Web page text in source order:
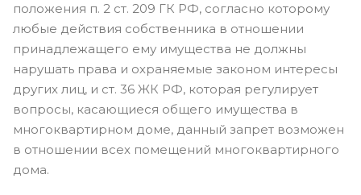
положения п. 2 ст. 209 ГК РФ, согласно которому
любые действия собственника в отношении
принадлежащего ему имущества не должны
нарушать права и охраняемые законом интересы
других лиц, и ст. 36 ЖК РФ, которая регулирует
вопросы, касающиеся общего имущества в
многоквартирном доме, данный запрет возможен
в отношении всех помещений многоквартирного
дома.